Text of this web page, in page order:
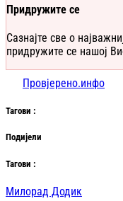
Придружите се
Сазнајте све о
придружите се нашој
Провјерено.инфо
Тагови :
Подијели
Тагови :
Милорад Додик